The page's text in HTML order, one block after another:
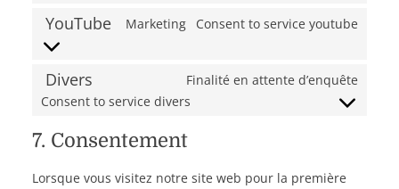
YouTube Marketing Consent to service youtube
Divers
Finalité en attente d’enquête
Consent to service divers
7. Consentement
Lorsque vous visitez notre site web pour la première